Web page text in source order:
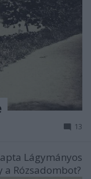
13
Lágymányos
a Rózsadombot?